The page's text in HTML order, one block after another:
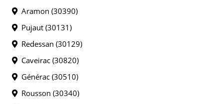
Aramon (30390)
Pujaut (30131)
Redessan (30129)
Caveirac (30820)
Générac (30510)
Rousson (30340)